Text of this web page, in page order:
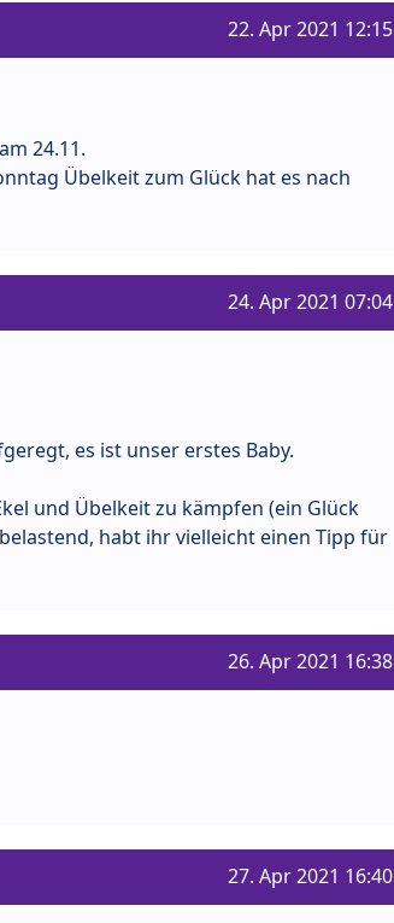
22. Apr 2021 12:15
24.11.
Übelkeit zum Glück hat es nach
24. Apr 2021 07:04
es ist unser erstes Baby.
und Übelkeit zu kämpfen (ein Glück
habt ihr vielleicht einen Tipp für
26. Apr 2021 16:38
27. Apr 2021 16:40